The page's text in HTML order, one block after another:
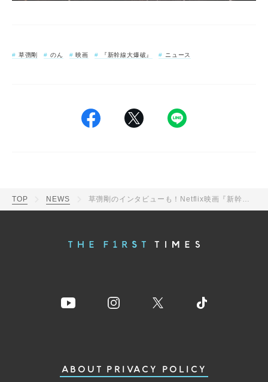
草彅剛 のん 映画 『新幹線大爆破』 ニュース
TOP NEWS 草彅剛のインタビューも！Netflix映画『新幹線大爆破』のメイキング映像公開
ABOUT PRIVACY POLICY